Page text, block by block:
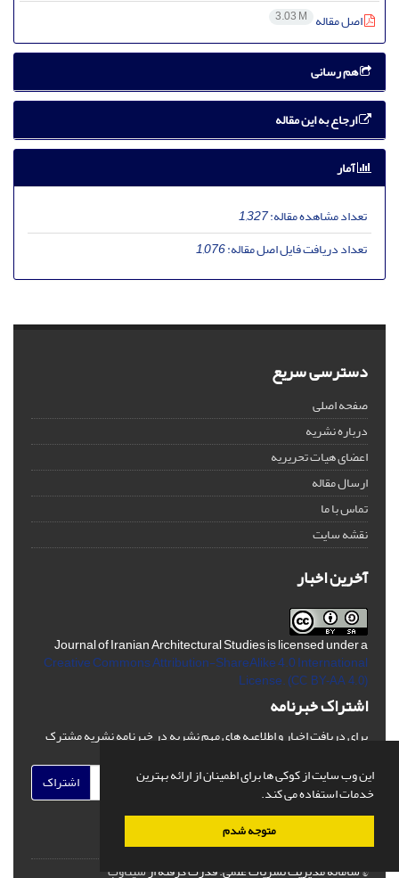
این وب سایت از کوکی ها برای اطمینان از ارائه بهترین
خدمات استفاده می کند.
متوجه شدم
اصل مقاله 3.03 M
هم رسانی
ارجاع به این مقاله
آمار
تعداد مشاهده مقاله:1,327
تعداد دریافت فایل اصل مقاله:1,076
دسترسی سریع
صفحه اصلی
درباره نشریه
اعضای هیات تحریریه
ارسال مقاله
تماس با ما
نقشه سایت
آخرین اخبار
Journal of Iranian Architectural Studies is licensed under a
Creative Commons Attribution-ShareAlike 4.0 International
License. (CC BY-AA 4.0)
اشتراک خبرنامه
برای دریافت اخبار و اطلاعیه های مهم نشریه در خبرنامه نشریه مشترک
اشتراک
© سامانه مدیریت نشریات علمی.قدرت گرفته ازسیناوب